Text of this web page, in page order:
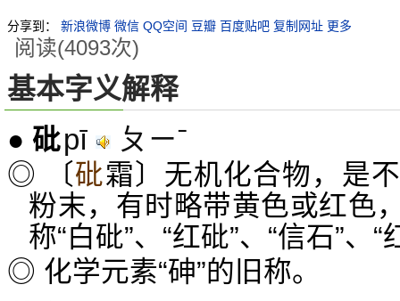
分享到： 新浪微博 微信 QQ空间 豆瓣 百度贴吧 复制网址 更多
阅读(4093次)
基本字义解释
● 砒pī ㄆㄧˉ
◎ 〔砒霜〕无机化合物，是
粉末，有时略带黄色或红色
称“白砒”、“红砒”、“信石”、“
◎ 化学元素“砷”的旧称。